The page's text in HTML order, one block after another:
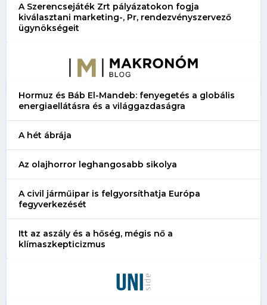
A Szerencsejáték Zrt pályázatokon fogja
kiválasztani marketing-, Pr, rendezvényszervező
ügynökségeit
Hormuz és Báb El-Mandeb: fenyegetés a globális
energiaellátásra és a világgazdaságra
A hét ábrája
Az olajhorror leghangosabb sikolya
A civil járműipar is felgyorsíthatja Európa
fegyverkezését
Itt az aszály és a hőség, mégis nő a
klímaszkepticizmus